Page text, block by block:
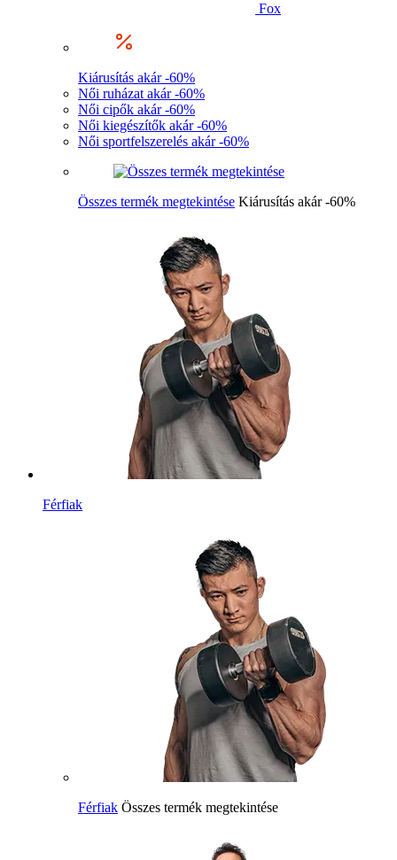
Fox
Kiárusítás akár -60%
Női ruházat akár -60%
Női cipők akár -60%
Női kiegészítők akár -60%
Női sportfelszerelés akár -60%
Összes termék megtekintése Kiárusítás akár -60%
Férfiak
Férfiak Összes termék megtekintése